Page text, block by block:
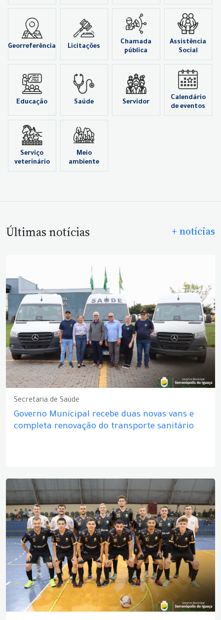
Georreferência Licitações
Chamada
pública
Assistência
Social
Educação Saúde Servidor
Calendário
de eventos
Serviço
veterinário
Meio
ambiente
Últimas notícias + notícias
Secretaria de Saúde
Governo Municipal recebe duas novas vans e
completa renovação do transporte sanitário